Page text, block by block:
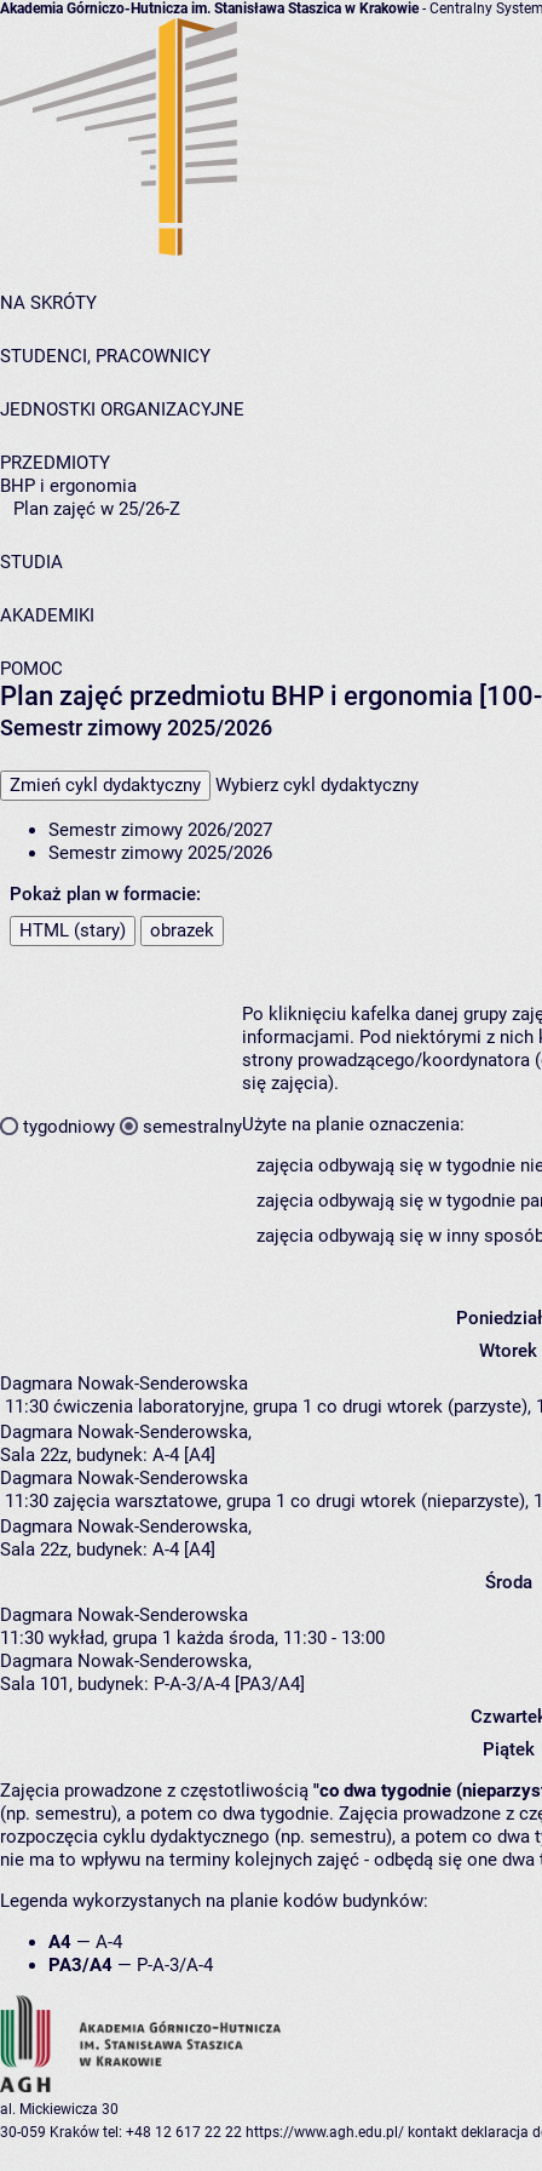
Akademia Górniczo-Hutnicza im. Stanisława Staszica w Krakowie- Centralny
NA SKRÓTY
STUDENCI, PRACOWNICY
JEDNOSTKI ORGANIZACYJNE
PRZEDMIOTY
BHP i ergonomia
Plan zajęć w 25/26-Z
STUDIA
AKADEMIKI
POMOC
Plan zajęć przedmiotu BHP i ergonomia
Semestr zimowy 2025/2026
Zmień cykl dydaktyczny Wybierz cykl dydaktyczny
Semestr zimowy 2026/2027
Semestr zimowy 2025/2026
Pokaż plan w formacie:
HTML (stary)
obrazek
tygodniowy semestralny
Po kliknięciu kafelka danej grupy
informacjami. Pod niektórymi z nich
strony prowadzącego/koordynatora
się zajęcia).
Użyte na planie oznaczenia:
zajęcia odbywają się w tygodnie
zajęcia odbywają się w tygodnie
zajęcia odbywają się w inny
Wtorek
Dagmara Nowak-Senderowska
11:30 ćwiczenia laboratoryjne, grupa 1 co drugi wtorek (parzyste),
Dagmara Nowak-Senderowska,
Sala 22z, budynek: A-4 [A4]
Dagmara Nowak-Senderowska
11:30 zajęcia warsztatowe, grupa 1 co drugi wtorek (nieparzyste),
Dagmara Nowak-Senderowska,
Sala 22z, budynek: A-4 [A4]
Środa
Dagmara Nowak-Senderowska
11:30 wykład, grupa 1 każda środa, 11:30 - 13:00
Dagmara Nowak-Senderowska,
Sala 101, budynek: P-A-3/A-4 [PA3/A4]
Piątek
Zajęcia prowadzone z częstotliwością "co dwa tygodnie
(np. semestru), a potem co dwa tygodnie. Zajęcia prowadzone z
rozpoczęcia cyklu dydaktycznego (np. semestru), a potem co
nie ma to wpływu na terminy kolejnych zajęć - odbędą się one
Legenda wykorzystanych na planie kodów budynków:
A4 — A-4
PA3/A4 — P-A-3/A-4
al. Mickiewicza 30
30-059 Kraków tel: +48 12 617 22 22 https://www.agh.edu.pl/ kontakt deklaracja